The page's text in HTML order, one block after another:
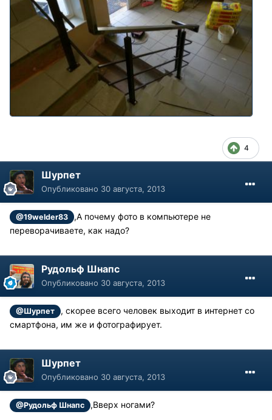
4
Шурпет
Опубликовано 30 августа, 2013
@19welder83
,А почему фото в компьютере не
переворачиваете, как надо?
Рудольф Шнапс
Опубликовано 30 августа, 2013
@Шурпет
, скорее всего человек выходит в интернет со
смартфона, им же и фотографирует.
Шурпет
Опубликовано 30 августа, 2013
@Рудольф Шнапс ,Вверх ногами?